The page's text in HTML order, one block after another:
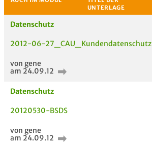
Datenschutz
2012-06-27_CAU_Kundendatenschutz
von gene
am 24.09.12
Datenschutz
20120530-BSDS
von gene
am 24.09.12